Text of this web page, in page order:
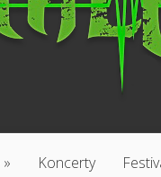
» Koncerty